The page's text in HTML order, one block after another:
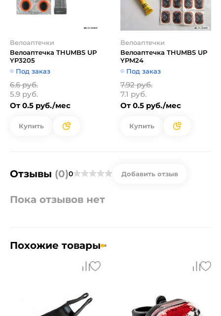
Велоаптечки
Велоаптечка THUMBS UP
YP3205
Под заказ
6.6 руб.
5.9 руб.
От 0.5 руб./мес
Купить
Велоаптечки
Велоаптечка THUMBS UP
YPM24
Под заказ
7.92 руб.
7.1 руб.
От 0.5 руб./мес
Купить
Отзывы (0)0 Добавить отзыв
Пока отзывов нет
Похожие товары